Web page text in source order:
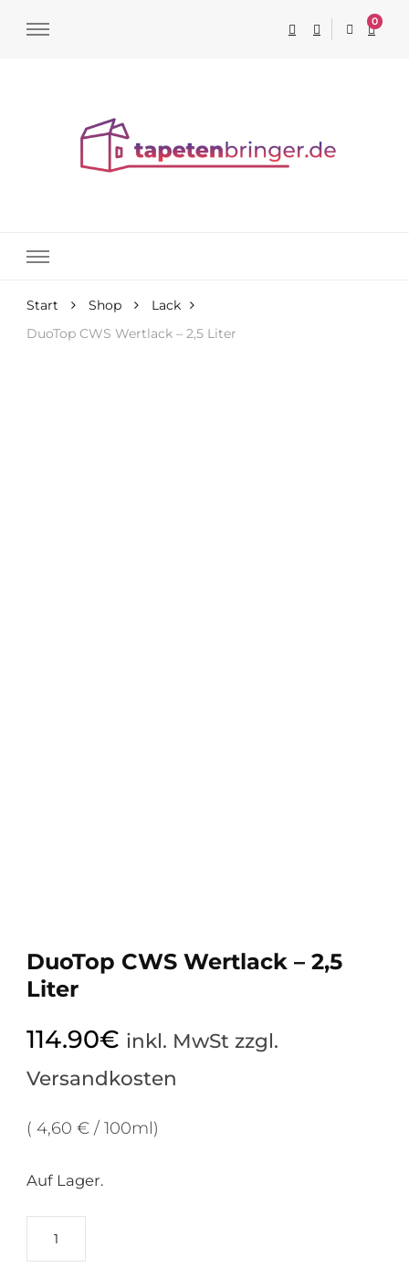
0
Start Shop
Lack
DuoTop CWS Wertlack – 2,5 Liter
DuoTop CWS Wertlack – 2,5
Liter
114.90€ inkl. MwSt zzgl.
Versandkosten
( 4,60 € / 100ml)
Auf Lager.
CWS